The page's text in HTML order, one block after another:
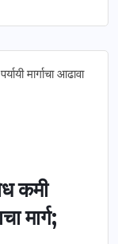
कमी
मार्ग;